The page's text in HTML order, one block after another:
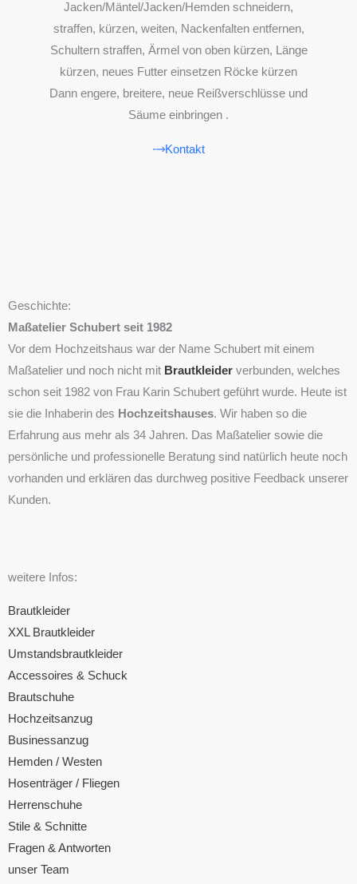
Jacken/Mäntel/Jacken/Hemden schneidern,
straffen, kürzen, weiten, Nackenfalten entfernen,
Schultern straffen, Ärmel von oben kürzen, Länge
kürzen, neues Futter einsetzen Röcke kürzen
Dann engere, breitere, neue Reißverschlüsse und
Säume einbringen .
Kontakt
Geschichte:
Maßatelier Schubert seit 1982
Vor dem Hochzeitshaus war der Name Schubert mit einem
Maßatelier und noch nicht mit Brautkleider verbunden, welches
schon seit 1982 von Frau Karin Schubert geführt wurde. Heute ist
sie die Inhaberin des Hochzeitshauses. Wir haben so die
Erfahrung aus mehr als 34 Jahren. Das Maßatelier sowie die
persönliche und professionelle Beratung sind natürlich heute noch
vorhanden und erklären das durchweg positive Feedback unserer
Kunden.
weitere Infos:
Brautkleider
XXL Brautkleider
Umstandsbrautkleider
Accessoires & Schuck
Brautschuhe
Hochzeitsanzug
Businessanzug
Hemden / Westen
Hosenträger / Fliegen
Herrenschuhe
Stile & Schnitte
Fragen & Antworten
unser Team